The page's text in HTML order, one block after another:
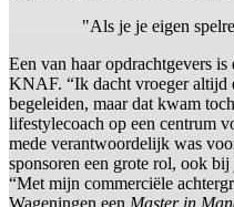
"Als je je eigen
Een van haar opdrachtgevers
KNAF. “Ik dacht vroeger altijd
begeleiden, maar dat kwam
lifestylecoach op een centrum
mede verantwoordelijk was
sponsoren een grote rol, ook bij
“Met mijn commerciële